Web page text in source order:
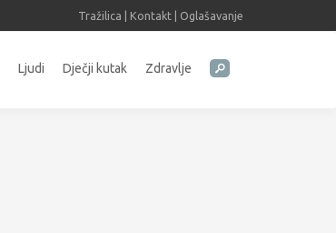
Tražilica Kontakt Oglašavanje
Ljudi Dječji kutak Zdravlje